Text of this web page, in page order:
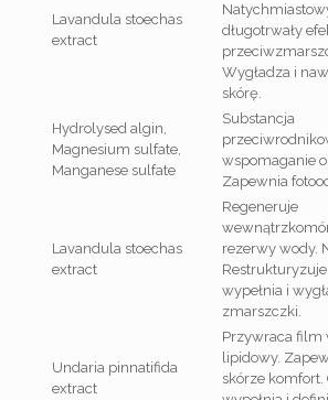
Lavandula stoechas
extract
długotrwały
Wygładza i
skórę.
Hydrolysed algin,
Magnesium sulfate,
Manganese sulfate
Substancja
wspomaganie
Zapewnia
Lavandula stoechas
extract
Regeneruje
rezerwy wody.
wypełnia i
zmarszczki.
Undaria pinnatifida
extract
Przywraca film
lipidowy.
skórze komfort.